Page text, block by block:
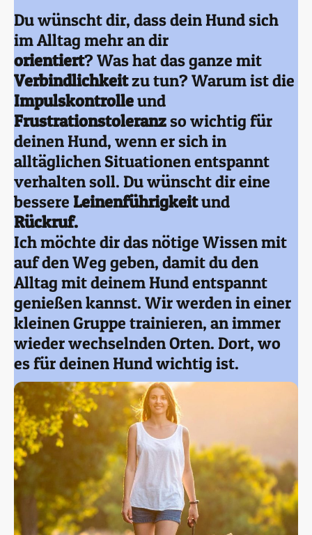
Du wünscht dir, dass dein Hund sich
im Alltag mehr an dir
orientiert? Was hat das ganze mit
Verbindlichkeitzu tun? Warum ist die
Impulskontrolleund
Frustrationstoleranzso wichtig für
deinen Hund, wenn er sich in
alltäglichen Situationen entspannt
verhalten soll. Du wünscht dir eine
bessere Leinenführigkeitund
Rückruf.
Ich möchte dir das nötige Wissen mit
auf den Weg geben, damit du den
Alltag mit deinem Hund entspannt
genießen kannst. Wir werden in einer
kleinen Gruppe trainieren, an immer
wieder wechselnden Orten. Dort, wo
es für deinen Hund wichtig ist.